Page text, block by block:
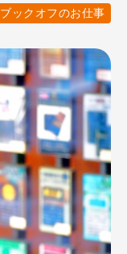
ブックオフのお仕事